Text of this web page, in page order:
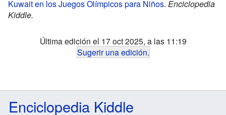
Kuwait en los Juegos Olímpicos para Niños. Enciclopedia
Kiddle.
Última edición el 17 oct 2025, a las 11:19
Sugerir una edición.
Enciclopedia Kiddle